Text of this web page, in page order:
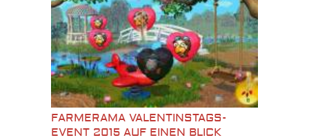
FARMERAMA VALENTINSTAGS-
EVENT 2015 AUF EINEN BLICK